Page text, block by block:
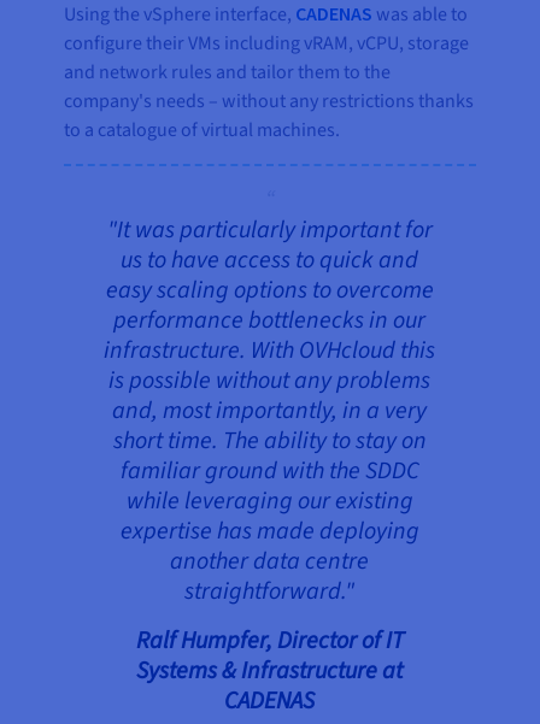
Using the vSphere interface, CADENAS was able to
configure their VMs including vRAM, vCPU, storage
and network rules and tailor them to the
company's needs – without any restrictions thanks
to a catalogue of virtual machines.
"It was particularly important for
us to have access to quick and
easy scaling options to overcome
performance bottlenecks in our
infrastructure. With OVHcloud this
is possible without any problems
and, most importantly, in a very
short time. The ability to stay on
familiar ground with the SDDC
while leveraging our existing
expertise has made deploying
anotherdata centre
straightforward."
Ralf Humpfer, Directorof IT
Systems & Infrastructure at
CADENAS